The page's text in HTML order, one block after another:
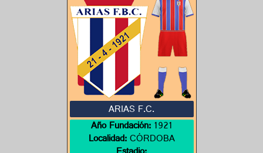
ARIAS F.C.
Año Fundación:1921
Localidad:CÓRDOBA